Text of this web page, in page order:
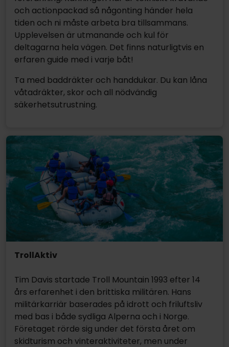
och actionpackad så någonting händer hela
tiden och ni måste arbeta bra tillsammans.
Upplevelsen är utmanande och kul för
deltagarna hela vägen. Det finns naturligtvis en
erfaren guide med i varje båt!
Ta med baddräkter och handdukar. Du kan låna
våtadräkter, skor och all nödvändig
säkerhetsutrustning.
TrollAktiv
Tim Davis startade Troll Mountain 1993 efter 14
års erfarenhet i den brittiska militären. Hans
militärkarriär baserades på idrott och friluftsliv
med bas i både sydliga Alperna och i Norge.
Företaget rörde sig under det första året om
skidturism och vinteraktiviteter, men under